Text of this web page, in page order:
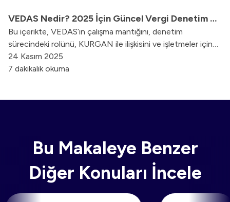
VEDAS Nedir? 2025 İçin Güncel Vergi Denetim ve
Analiz Sistemi Rehberi
Bu içerikte, VEDAS’ın çalışma mantığını, denetim
sürecindeki rolünü, KURGAN ile ilişkisini ve işletmeler için
oluşturduğu yeni dijital uyum kültürünü ele aldık.
24 Kasım 2025
7 dakikalık okuma
Bu Makaleye Benzer
Diğer Konuları İncele